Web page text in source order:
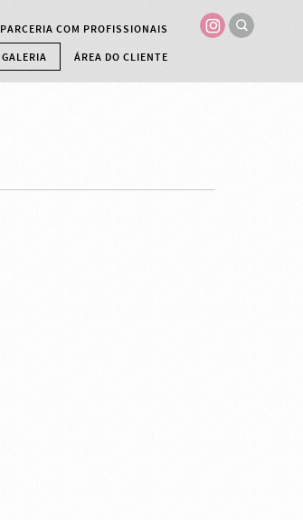
PARCERIA COM PROFISSIONAIS
GALERIA
ÁREA DO CLIENTE